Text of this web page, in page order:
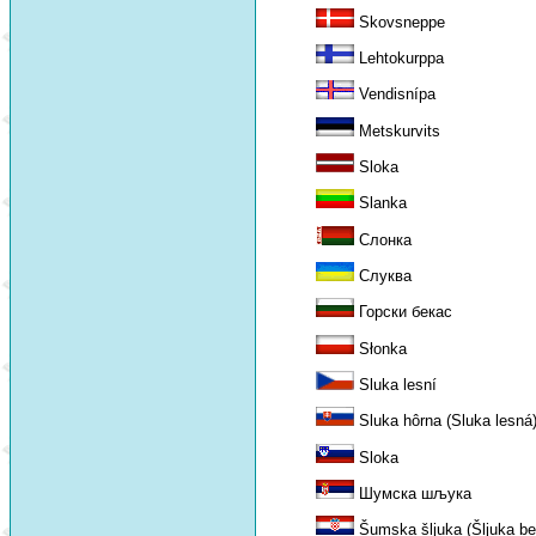
Skovsneppe
Lehtokurppa
Vendisnípa
Metskurvits
Sloka
Slanka
Слонка
Слуква
Горски бекас
Słonka
Sluka lesní
Sluka hôrna (Sluka lesná)
Sloka
Шумска шљука
Šumska šljuka (Šljuka